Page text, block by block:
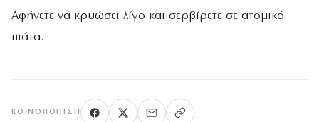
Αφήνετε να κρυώσει λίγο και σερβίρετε σε ατομικά
πιάτα.
ΚΟΙΝΟΠΟΊΗΣΗ